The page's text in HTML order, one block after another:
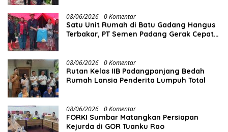
08/06/2026 0 Komentar
Satu Unit Rumah di Batu Gadang Hangus
Terbakar, PT Semen Padang Gerak Cepat
08/06/2026 0 Komentar
Rutan Kelas IIB Padangpanjang Bedah
Rumah Lansia Penderita Lumpuh Total
08/06/2026 0 Komentar
FORKI Sumbar Matangkan Persiapan
Kejurda di GOR Tuanku Rao